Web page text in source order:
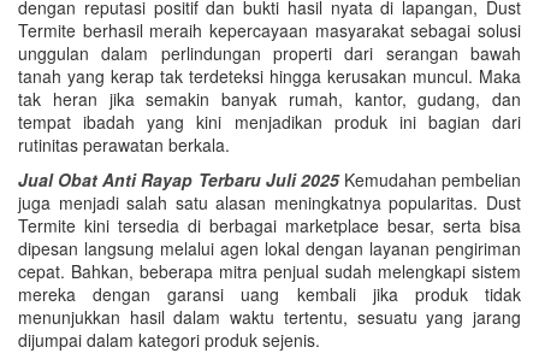
dengan reputasi positif dan bukti hasil nyata di lapangan, Dust
Termite berhasil meraih kepercayaan masyarakat sebagai solusi
unggulan dalam perlindungan properti dari serangan bawah
tanah yang kerap tak terdeteksi hingga kerusakan muncul. Maka
tak heran jika semakin banyak rumah, kantor, gudang, dan
tempat ibadah yang kini menjadikan produk ini bagian dari
rutinitas perawatan berkala.
Jual Obat Anti Rayap Terbaru Juli 2025Kemudahan pembelian
juga menjadi salah satu alasan meningkatnya popularitas. Dust
Termite kini tersedia di berbagai marketplace besar, serta bisa
dipesan langsung melalui agen lokal dengan layanan pengiriman
cepat. Bahkan, beberapa mitra penjual sudah melengkapi sistem
mereka dengan garansi uang kembali jika produk tidak
menunjukkan hasil dalam waktu tertentu, sesuatu yang jarang
dijumpai dalam kategori produk sejenis.